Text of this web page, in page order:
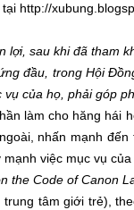
http://
lợi, sau khi đã tham
đầu, trong Hội
của họ, phải góp
làm cho hăng hái
nhấn mạnh
việc mục vụ
the Code of Canon
tâm giới trẻ),